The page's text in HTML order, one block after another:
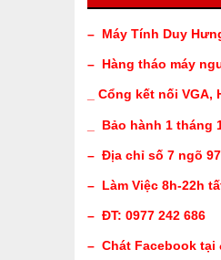
– Máy Tính Duy
– Hàng tháo máy
_ Cổng kết nối VGA,
_ Bảo hành 1 tháng
– Địa chỉ số 7 ngõ
– Làm Việc 8h-22h
– ĐT: 0977 242 686
– Chát Facebook tại